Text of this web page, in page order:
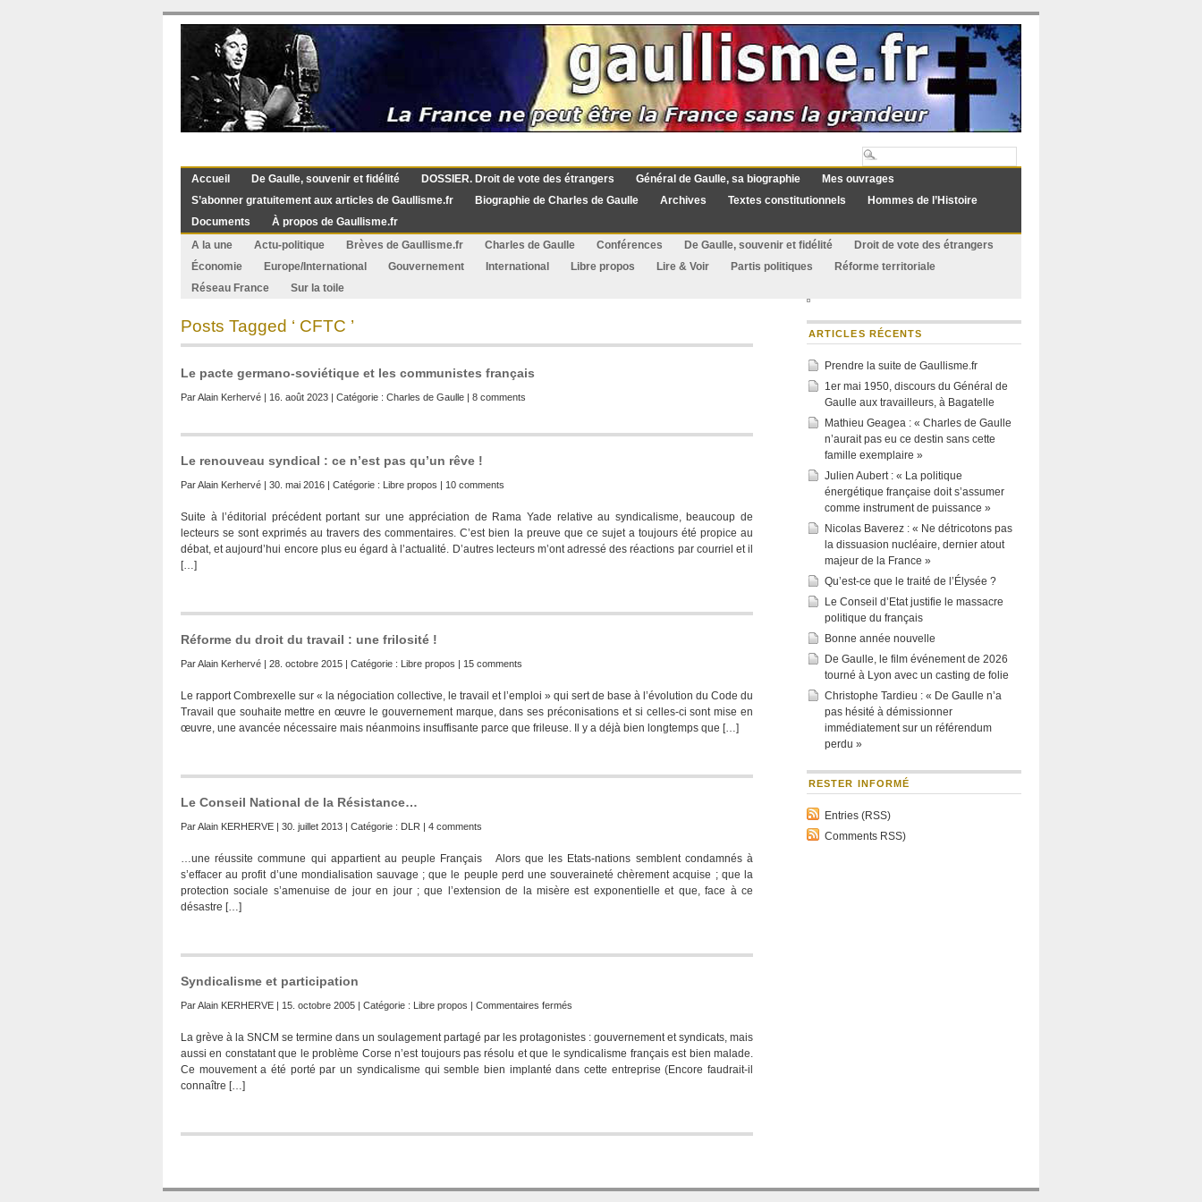
Accueil De Gaulle, souvenir et fidélité DOSSIER. Droit de vote des étrangers Général de Gaulle, sa biographie
Mes ouvrages
S’abonner gratuitement aux articles de Gaullisme.fr
Biographie de Charles de Gaulle Archives Textes constitutionnels
Hommes de l’Histoire
Documents
À propos de Gaullisme.fr
A la une
Actu-politique Brèves de Gaullisme.fr Charles de Gaulle Conférences De Gaulle, souvenir et fidélité
Droit de vote des étrangers
Économie
Europe/International Gouvernement International Libre propos Lire & Voir Partis politiques
Réforme territoriale
Réseau France
Sur la toile
Posts Tagged ‘ CFTC ’
Le pacte germano-soviétique et les communistes français
ParAlain Kerhervé | 16. août 2023 | Catégorie : Charles de Gaulle | 8 comments
Le renouveau syndical : ce n’est pas qu’un rêve !
ParAlain Kerhervé | 30. mai 2016 | Catégorie : Libre propos | 10 comments
Suite à l’éditorial précédent portant sur une appréciation de Rama Yade relative au syndicalisme, beaucoup de
lecteurs se sont exprimés au travers des commentaires. C’est bien la preuve que ce sujet a toujours été propice au
débat, et aujourd’hui encore plus eu égard à l’actualité. D’autres lecteurs m’ont adressé des réactions par courriel et il
[…]
Réforme du droit du travail : une frilosité !
ParAlain Kerhervé | 28. octobre 2015 | Catégorie : Libre propos | 15 comments
Le rapport Combrexelle sur « la négociation collective, le travail et l’emploi » qui sert de base à l’évolution du Code du
Travail que souhaite mettre en œuvre le gouvernement marque, dans ses préconisations et si celles-ci sont mise en
œuvre, une avancée nécessaire mais néanmoins insuffisante parce que frileuse. Il y a déjà bien longtemps que […]
Le Conseil National de la Résistance…
ParAlain KERHERVE | 30. juillet 2013 | Catégorie : DLR | 4 comments
…une réussite commune qui appartient au peuple Français Alors que les Etats-nations semblent condamnés à
s’effacer au profit d’une mondialisation sauvage ; que le peuple perd une souveraineté chèrement acquise ; que la
protection sociale s’amenuise de jour en jour ; que l’extension de la misère est exponentielle et que, face à ce
désastre […]
Syndicalisme et participation
ParAlain KERHERVE | 15. octobre 2005 | Catégorie : Libre propos | Commentaires fermés
et
participation
La grève à la SNCM se termine dans un soulagement partagé par les protagonistes : gouvernement et syndicats, mais
aussi en constatant que le problème Corse n’est toujours pas résolu et que le syndicalisme français est bien malade.
Ce mouvement a été porté par un syndicalisme qui semble bien implanté dans cette entreprise (Encore faudrait-il
connaître […]
ARTICLES RÉCENTS
Prendre la suite de Gaullisme.fr
1er mai 1950, discours du Général de
Gaulle aux travailleurs, à Bagatelle
Mathieu Geagea : « Charles de Gaulle
n’aurait pas eu ce destin sans cette
famille exemplaire »
Julien Aubert : « La politique
énergétique française doit s’assumer
comme instrument de puissance »
Nicolas Baverez : « Ne détricotons pas
la dissuasion nucléaire, dernier atout
majeur de la France »
Qu’est-ce que le traité de l’Élysée ?
Le Conseil d’Etat justifie le massacre
politique du français
Bonne année nouvelle
De Gaulle, le film événement de 2026
tourné à Lyon avec un casting de folie
Christophe Tardieu : « De Gaulle n’a
pas hésité à démissionner
immédiatement sur un référendum
perdu »
RESTER INFORMÉ
Entries (RSS)
Comments RSS)